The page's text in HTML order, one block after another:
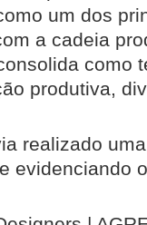
um dos
a cadeia
como
produtiva,
realizado
evidenciando